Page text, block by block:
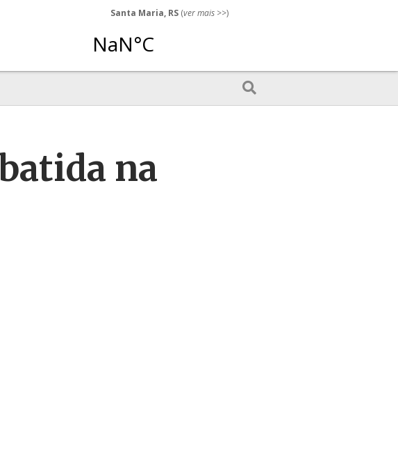
Santa Maria, RS (ver mais >>)
na